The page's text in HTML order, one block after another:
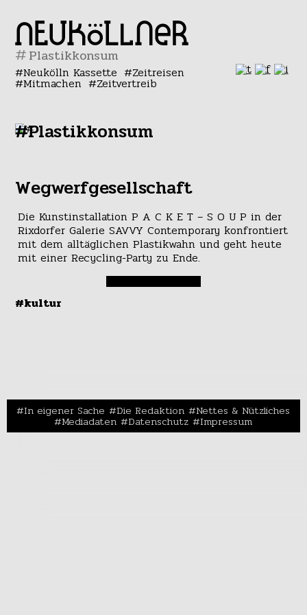
#
Neukölln Kassette Zeitreisen
Mitmachen Zeitvertreib
#Plastikkonsum
Wegwerfgesellschaft
Die Kunstinstallation P A C K E T – S O U P in der
Rixdorfer Galerie SAVVY Contemporary konfrontiert
mit dem alltäglichen Plastikwahn und geht heute
mit einer Recycling-Party zu Ende.
#kultur
In eigener Sache Die Redaktion Nettes & Nützliches
Mediadaten Datenschutz Impressum